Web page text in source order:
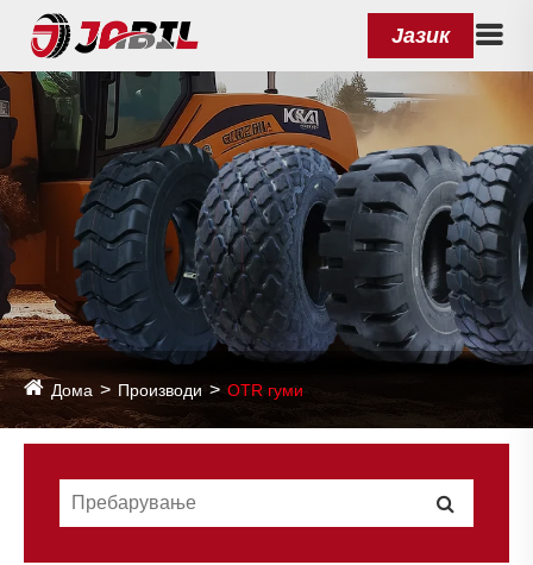
Јазик
Дома Производи OTR гуми